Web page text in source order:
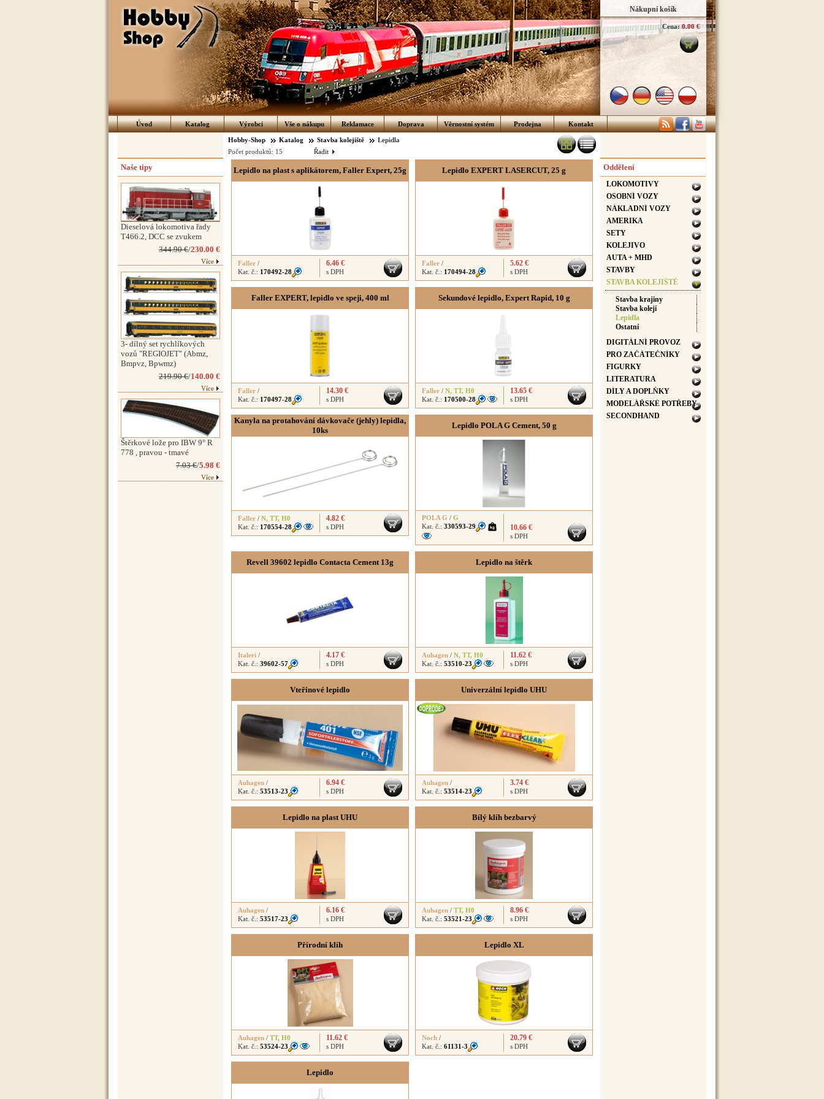
Nákupní košík
Cena: 0.00 €
Úvod Katalog Výrobci Vše o nákupu Reklamace Doprava Věrnostní systém Prodejna Kontakt
Hobby-Shop Katalog Stavba kolejiště
Lepidla
Řadit
Počet produktů: 15
Lepidlo na plast s aplikátorem, Faller Expert, 25g
Faller /
Kat. č.: 170492-28
6.46 €
s DPH
Lepidlo EXPERT LASERCUT, 25 g
Faller /
Kat. č.: 170494-28
5.62 €
s DPH
Faller EXPERT, lepidlo ve speji, 400 ml
Faller /
Kat. č.: 170497-28
14.30 €
s DPH
Sekundové lepidlo, Expert Rapid, 10 g
Faller / N, TT, H0
Kat. č.: 170500-28
13.65 €
s DPH
Kanyla na protahování dávkovače (jehly) lepidla,
10ks
Faller / N, TT, H0
Kat. č.: 170554-28
4.82 €
s DPH
Lepidlo POLA G Cement, 50 g
POLA G / G
Kat. č.: 330593-29 10.66 €
s DPH
Revell 39602 lepidlo Contacta Cement 13g
Italeri /
Kat. č.: 39602-57
4.17 €
s DPH
Lepidlo na štěrk
Auhagen / N, TT, H0
Kat. č.: 53510-23
11.62 €
s DPH
Vteřinové lepidlo
Auhagen /
Kat. č.: 53513-23
6.94 €
s DPH
Univerzální lepidlo UHU
Auhagen /
Kat. č.: 53514-23
3.74 €
s DPH
Lepidlo na plast UHU
Auhagen /
Kat. č.: 53517-23
6.16 €
s DPH
Bílý klíh bezbarvý
Auhagen / TT, H0
Kat. č.: 53521-23
8.96 €
s DPH
Přírodní klíh
Auhagen / TT, H0
Kat. č.: 53524-23
11.62 €
s DPH
Lepidlo XL
Noch /
Kat. č.: 61131-3
20.79 €
s DPH
Lepidlo
Naše tipy
Dieselová lokomotiva řady
T466.2, DCC se zvukem
344.90 €/230.00 €
Více
3- dílný set rychlíkových
vozů "REGIOJET" (Abmz,
Bmpvz, Bpwmz)
219.90 €/140.00 €
Více
Štěrkové lože pro IBW 9° R
778 , pravou - tmavé
7.03 €/5.98 €
Více
Oddělení
LOKOMOTIVY
OSOBNÍ VOZY
NÁKLADNÍ VOZY
AMERIKA
SETY
KOLEJIVO
AUTA + MHD
STAVBY
STAVBA KOLEJIŠTĚ
Stavba krajiny
Stavba kolejí
Lepidla
Ostatní
DIGITÁLNÍ PROVOZ
PRO ZAČÁTEČNÍKY
FIGURKY
LITERATURA
DÍLY A DOPLŇKY
MODELÁŘSKÉ POTŘEBY
SECONDHAND